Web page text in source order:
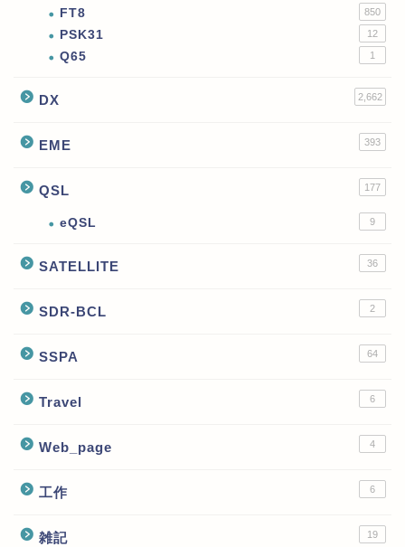
FT8 850
PSK31 12
Q65 1
DX 2,662
EME 393
QSL 177
eQSL 9
SATELLITE 36
SDR-BCL 2
SSPA 64
Travel 6
Web_page 4
工作 6
雑記 19